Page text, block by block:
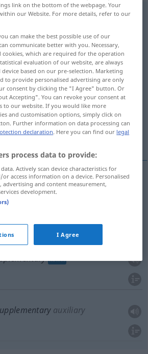
adj
tap on the translation)
Ergänzungs…, Zusatz…,
Hilfs…, Ersatz…
, Ergänzungs…, Zusatz…,
MATH
auxiliary
link on the bottom of the webpage. Your
our Website. For more details, refer to our
can make the best possible use of our
communicate better with you. Necessary,
cookies, which are required for the operation
evaluation of our website, are always
based on our pre-selection. Marketing
to provide personalised advertising are only
consent by clicking the "I Agree" button. Or
Accepting". You can revoke your consent at
to our website. If you would like more
and customisation options, simply click on
Further information on data processing can
declaration. Here you can find our legal
process data to provide:
Actively scan device characteristics for
access information on a device. Personalised
and content measurement,
development.
I Agree